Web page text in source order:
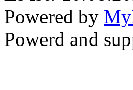
Powered by
Powerd and